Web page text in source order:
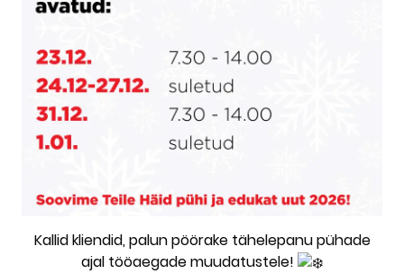
Kallid kliendid, palun pöörake tähelepanu pühade
ajal tööaegade muudatustele!